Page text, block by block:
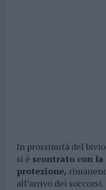
In prossimità del
si è scontrato con
protezione,
all’arrivo dei soccorsi.